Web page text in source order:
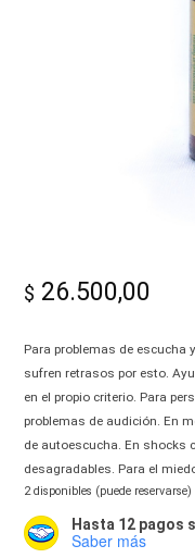
$ 26.500,00
Para problemas de escucha
sufren retrasos por esto.
en el propio criterio. Para
problemas de audición. En
de autoescucha. En shocks
desagradables. Para el
2 disponibles (puede reservarse)
Hasta 12 pagos
Saber más